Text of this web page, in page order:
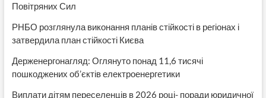
Повітряних Сил
РНБО розглянула виконання планів стійкості в регіонах і
затвердила план стійкості Києва
Держенергонагляд: Оглянуто понад 11,6 тисячі
пошкоджених об’єктів електроенергетики
Виплати дітям переселенців в 2026 році- поради юридичної